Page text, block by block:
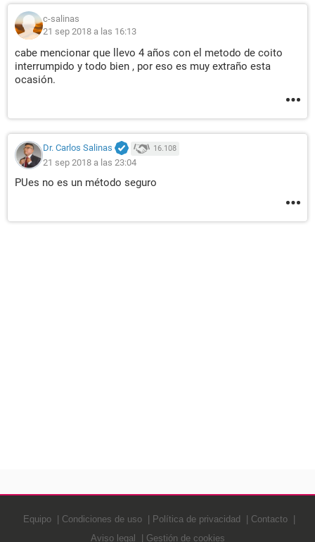
c-salinas
21 sep 2018 a las 16:13
cabe mencionar que llevo 4 años con el metodo de coito
interrumpido y todo bien , por eso es muy extraño esta
ocasión.
Dr. Carlos Salinas 16.108
21 sep 2018 a las 23:04
PUes no es un método seguro
Equipo Condiciones de uso Política de privacidad
Contacto
Aviso legal
Gestión de cookies